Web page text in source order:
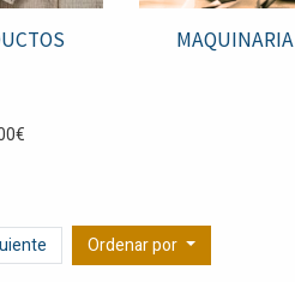
MAQUINARIA
Ordenar por